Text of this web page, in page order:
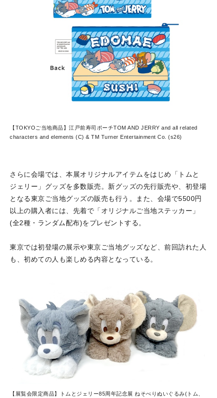
【TOKYOご当地商品】江戸前寿司ポーチTOM AND JERRY and all related
characters and elements (C) & TM Turner Entertainment Co. (s26)
さらに会場では、本展オリジナルアイテムをはじめ「トムと
ジェリー」グッズを多数販売。新グッズの先行販売や、初登場
となる東京ご当地グッズの販売も行う。また、会場で5500円
以上の購入者には、先着で「オリジナルご当地ステッカー」
(全2種・ランダム配布)をプレゼントする。
東京では初登場の展示や東京ご当地グッズなど、前回訪れた人
も、初めての人も楽しめる内容となっている。
【展覧会限定商品】トムとジェリー85周年記念展 ねそべりぬいぐるみ(トム、